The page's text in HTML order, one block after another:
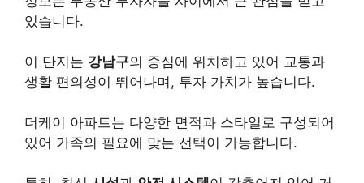
있습니다.
이 단지는 강남구의 중심에 위치하고 있어 교통과
생활 편의성이 뛰어나며, 투자 가치가 높습니다.
더케이 아파트는 다양한 면적과 스타일로 구성되어
있어 가족의 필요에 맞는 선택이 가능합니다.